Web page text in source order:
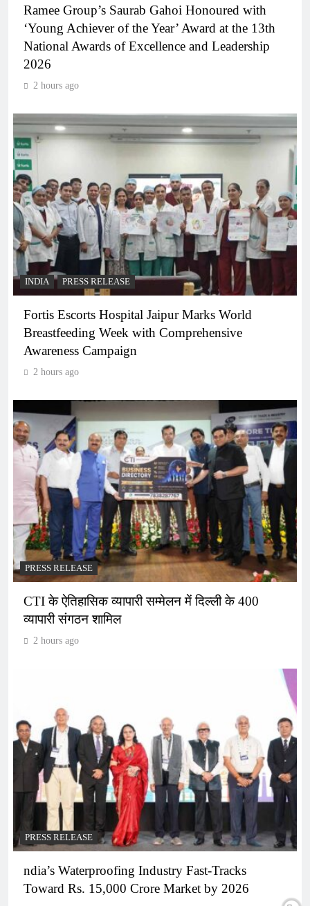
Ramee Group’s Saurab Gahoi Honoured with
‘Young Achiever of the Year’ Award at the 13th
National Awards of Excellence and Leadership
2026
2 hours ago
INDIA PRESS RELEASE
Fortis Escorts Hospital Jaipur Marks World
Breastfeeding Week with Comprehensive
Awareness Campaign
2 hours ago
PRESS RELEASE
CTI के ऐतिहासिक व्यापारी सम्मेलन में दिल्ली के 400
व्यापारी संगठन शामिल
2 hours ago
PRESS RELEASE
ndia’s Waterproofing Industry Fast-Tracks
Toward Rs. 15,000 Crore Market by 2026